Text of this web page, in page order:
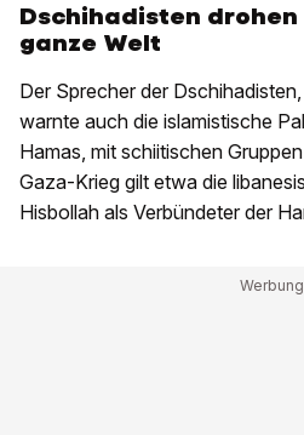
Dschihadisten
ganze Welt
Der Sprecher der
warnte auch die islamistische
Hamas, mit schiitischen
Gaza-Krieg gilt etwa die
Hisbollah als Verbündeter der